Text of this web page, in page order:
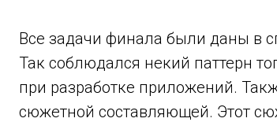
Все задачи финала были даны в
Так соблюдался некий паттерн
при разработке приложений.
сюжетной составляющей. Этот